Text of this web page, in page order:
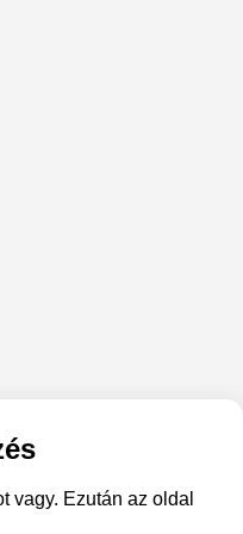
vagy. Ezután az oldal